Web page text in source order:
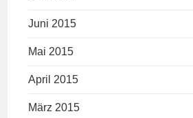
Juni 2015
Mai 2015
April 2015
März 2015